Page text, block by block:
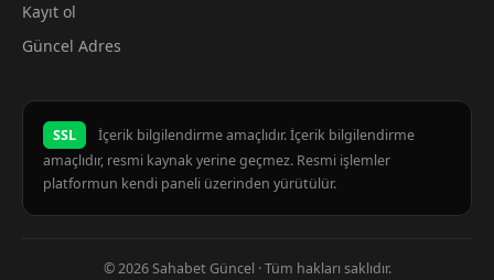
Kayıt ol
Güncel Adres
SSL
İçerik bilgilendirme amaçlıdır. İçerik bilgilendirme
amaçlıdır, resmi kaynak yerine geçmez. Resmi işlemler
platformun kendi paneli üzerinden yürütülür.
© 2026 Sahabet Güncel · Tüm hakları saklıdır.